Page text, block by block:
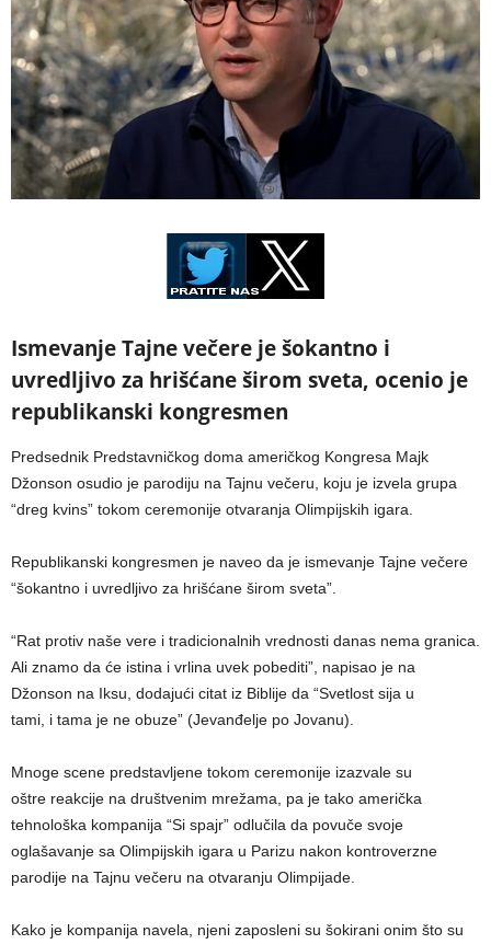
Ismevanje Tajne večere je šokantno i
uvredljivo za hrišćane širom sveta, ocenio je
republikanski kongresmen
Predsednik Predstavničkog doma američkog Kongresa Majk
Džonson osudio je parodiju na Tajnu večeru, koju je izvela grupa
“dreg kvins” tokom ceremonije otvaranja Olimpijskih igara.
Republikanski kongresmen je naveo da je ismevanje Tajne večere
“šokantno i uvredljivo za hrišćane širom sveta”.
“Rat protiv naše vere i tradicionalnih vrednosti danas nema granica.
Ali znamo da će istina i vrlina uvek pobediti”, napisao je na
Džonson na Iksu, dodajući citat iz Biblije da “Svetlost sija u
tami, i tama je ne obuze” (Jevanđelje po Jovanu).
Mnoge scene predstavljene tokom ceremonije izazvale su
oštre reakcije na društvenim mrežama, pa je tako američka
tehnološka kompanija “Si spajr” odlučila da povuče svoje
oglašavanje sa Olimpijskih igara u Parizu nakon kontroverzne
parodije na Tajnu večeru na otvaranju Olimpijade.
Kako je kompanija navela, njeni zaposleni su šokirani onim što su